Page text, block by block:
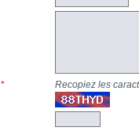
* Recopiez les